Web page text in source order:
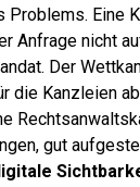
Problems. Eine
Anfrage nicht
Der
die Kanzleien
gut